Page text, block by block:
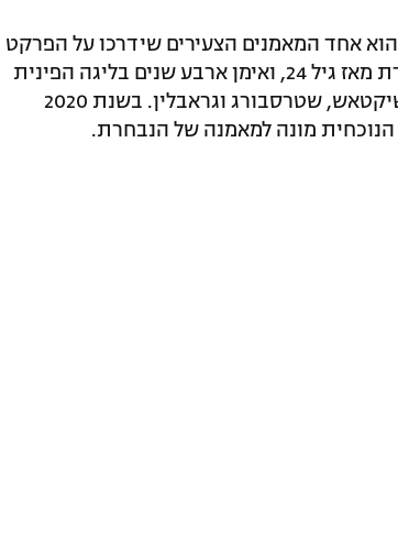
שטרסבורג הוא אחד המאמנים הצעירים שידרכו על הפרקט
ביורובאסקט. יליד פינלנד שימש כעוזר מאמן בנבחרת מאז גיל 24, ואימן ארבע שנים בליגה הפינית
לפני שהחל בקריירה די מוצלחת של עוזר מאמן בבשיקטאש, שטרסבורג וגראבלין. בשנת 2020
מונה למאמנה של הנבחרת.